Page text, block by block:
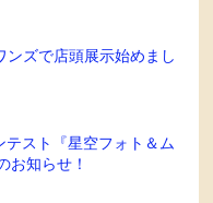
ンズで店頭展示始めまし
スト『星空フォト＆ム
お知らせ！